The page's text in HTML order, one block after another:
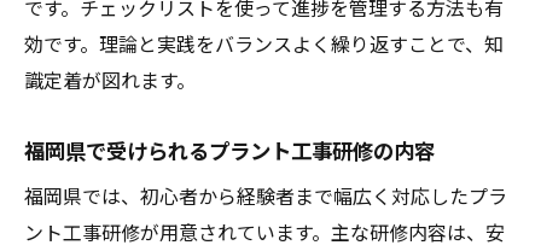
です。チェックリストを使って進捗を管理する方法も有
効です。理論と実践をバランスよく繰り返すことで、知
識定着が図れます。
福岡県で受けられるプラント工事研修の内容
福岡県では、初心者から経験者まで幅広く対応したプラ
ント工事研修が用意されています。主な研修内容は、安